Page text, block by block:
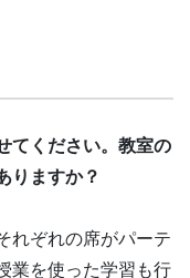
てください。教室の
りますか？
れぞれの席がパーテ
業を使った学習も行